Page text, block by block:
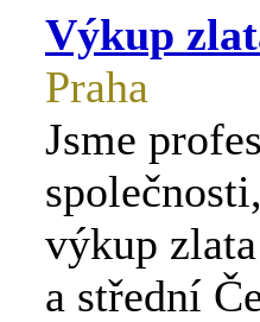
Výkup
Praha
Jsme
výkup
a střední